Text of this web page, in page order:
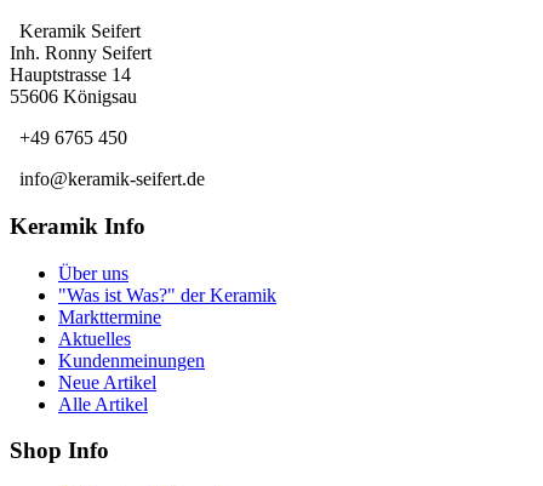
Keramik Seifert
Inh. Ronny Seifert
Hauptstrasse 14
55606 Königsau
+49 6765 450
info@keramik-seifert.de
Keramik Info
Über uns
"Was ist Was?" der Keramik
Markttermine
Aktuelles
Kundenmeinungen
Neue Artikel
Alle Artikel
Shop Info